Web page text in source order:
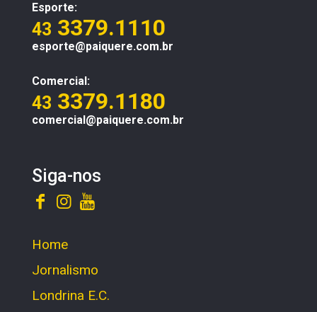
Esporte:
43 3379.1110
esporte@paiquere.com.br
Comercial:
43 3379.1180
comercial@paiquere.com.br
Siga-nos
Home
Jornalismo
Londrina E.C.